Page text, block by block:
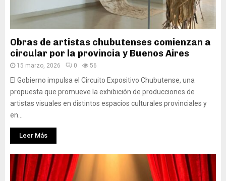
Obras de artistas chubutenses comienzan a
circular por la provincia y Buenos Aires
15 marzo, 2026 0 56
El Gobierno impulsa el Circuito Expositivo Chubutense, una
propuesta que promueve la exhibición de producciones de
artistas visuales en distintos espacios culturales provinciales y
en...
Leer Más